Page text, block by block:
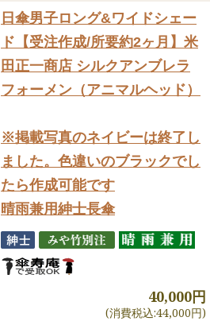
日傘男子ロング&ワイドシェー
ド 【受注作成/所要約2ヶ月】米
田正一商店 シルクアンブレラ
フォーメン（アニマルヘッド）
※掲載写真のネイビーは終了し
ました。色違いのブラックでし
たら作成可能です
晴雨兼用紳士長傘
40,000円
(消費税込:44,000円)